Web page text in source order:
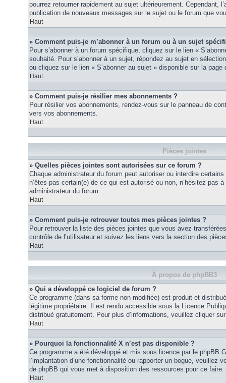
pourrez retourner rapidement au sujet ultérieurement. Cependant,
publication de nouveaux messages sur le sujet ou le forum que
Haut
» Comment puis-je m’abonner à un forum ou à un sujet
Pour s’abonner à un forum spécifique, cliquez sur le lien «
souhaité. Pour s’abonner à un sujet, répondez au sujet en
ou cliquez sur le lien « S’abonner au sujet » disponible sur la page
Haut
» Comment puis-je résilier mes abonnements ?
Pour résilier vos abonnements, rendez-vous sur le panneau de
vers vos abonnements.
Haut
Pièces jointes
» Quelles pièces jointes sont autorisées sur ce forum ?
Chaque administrateur du forum peut autoriser ou interdire
n’êtes pas certain(e) de ce qui est autorisé ou non, n’hésitez pas
administrateur du forum.
Haut
» Comment puis-je retrouver toutes mes pièces jointes ?
Pour retrouver la liste des pièces jointes que vous avez
contrôle de l’utilisateur et suivez les liens vers la section des
Haut
À propos de phpBB3
» Qui a développé ce logiciel de forum ?
Ce programme (dans sa forme non modifiée) est produit et
légitime propriétaire. Il est rendu accessible sous la Licence
distribué gratuitement. Pour plus d’informations, veuillez cliquer
Haut
» Pourquoi la fonctionnalité X n’est pas disponible ?
Ce programme a été développé et mis sous licence par le phpBB
l’implantation d’une fonctionnalité ou rapporter un bogue, veuillez
de phpBB qui vous met à disposition des ressources pour ce faire.
Haut